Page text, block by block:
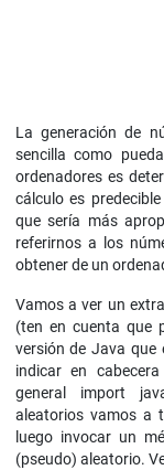
La generación de
sencilla como
ordenadores es
cálculo es
que sería más
referirnos a los
obtener de un
Vamos a ver un
(ten en cuenta que
versión de Java que
indicar en
general import
aleatorios vamos a
luego invocar un
(pseudo) aleatorio.